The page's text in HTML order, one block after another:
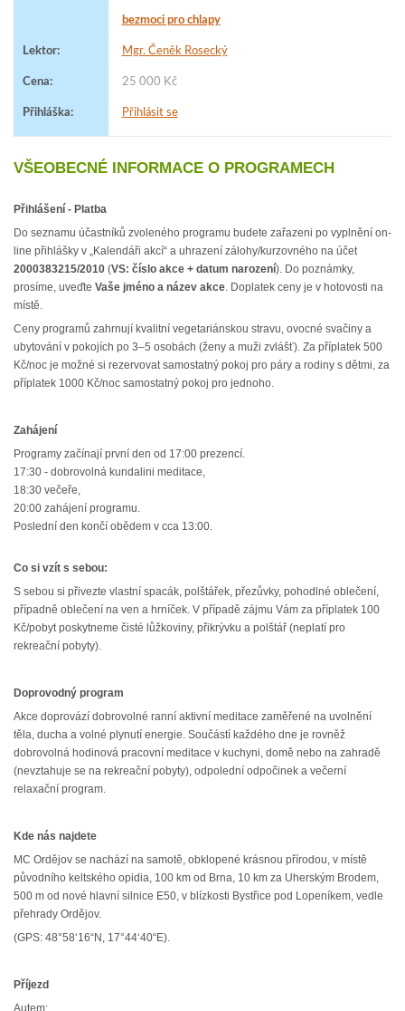
bezmoci pro chlapy
Mgr. Čeněk Rosecký
25 000 Kč
Přihlásit se
VŠEOBECNÉ INFORMACE O PROGRAMECH
Přihlášení - Platba
Do seznamu účastníků zvoleného programu budete zařazeni po vyplnění on-
line přihlášky v „Kalendáři akcí“ a uhrazení zálohy/kurzovného na účet
2000383215/2010 (VS: číslo akce + datum narození). Do poznámky,
prosíme, uveďte Vaše jméno a název akce. Doplatek ceny je v hotovosti na
místě.
Ceny programů zahrnují kvalitní vegetariánskou stravu, ovocné svačiny a
ubytování v pokojích po 3–5 osobách (ženy a muži zvlášť). Za příplatek 500
Kč/noc je možné si rezervovat samostatný pokoj pro páry a rodiny s dětmi, za
příplatek 1000 Kč/noc samostatný pokoj pro jednoho.
Zahájení
Programy začínají první den od 17:00 prezencí.
17:30 - dobrovolná kundalini meditace,
18:30 večeře,
20:00 zahájení programu.
Poslední den končí obědem v cca 13:00.
Co si vzít s sebou:
S sebou si přivezte vlastní spacák, polštářek, přezůvky, pohodlné oblečení,
případně oblečení na ven a hrníček. V případě zájmu Vám za příplatek 100
Kč/pobyt poskytneme čisté lůžkoviny, přikrývku a polštář (neplatí pro
rekreační pobyty).
Doprovodný program
Akce doprovází dobrovolné ranní aktivní meditace zaměřené na uvolnění
těla, ducha a volné plynutí energie. Součástí každého dne je rovněž
dobrovolná hodinová pracovní meditace v kuchyni, domě nebo na zahradě
(nevztahuje se na rekreační pobyty), odpolední odpočinek a večerní
relaxační program.
Kde nás najdete
MC Ordějov se nachází na samotě, obklopené krásnou přírodou, v místě
původního keltského opidia, 100 km od Brna, 10 km za Uherským Brodem,
500 m od nové hlavní silnice E50, v blízkosti Bystřice pod Lopeníkem, vedle
přehrady Ordějov.
(GPS: 48°58‘16“N, 17°44‘40“E).
Příjezd
Autem: